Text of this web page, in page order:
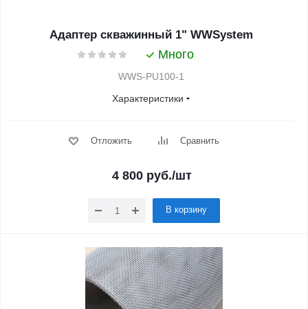
Адаптер скважинный 1" WWSystem
Много
WWS-PU100-1
Характеристики
Отложить Сравнить
4 800руб./шт
В корзину